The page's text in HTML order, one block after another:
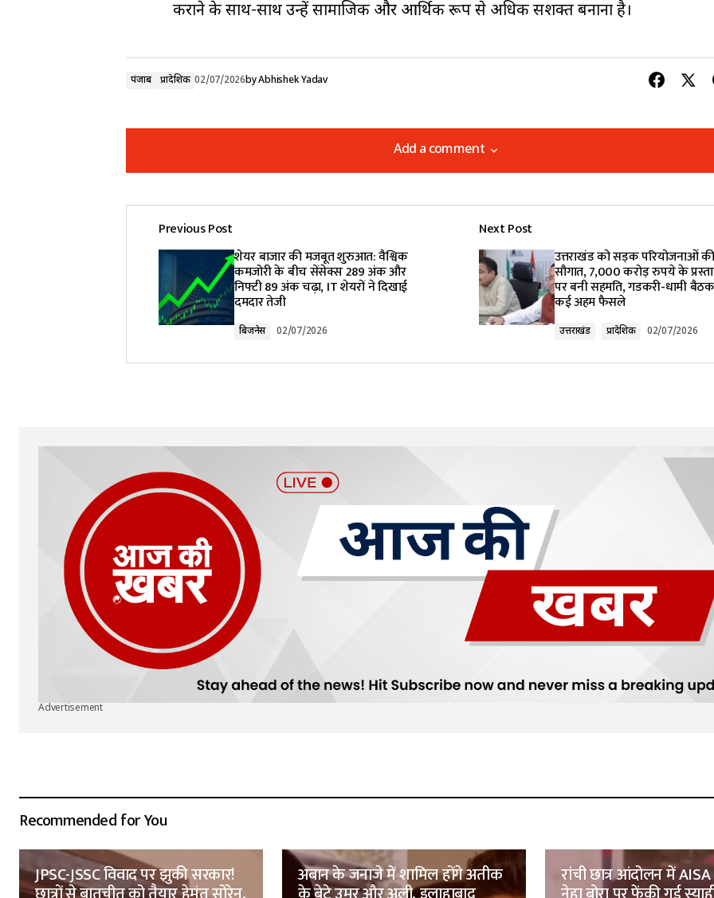
कराने के साथ-साथ उन्हें सामाजिक और आर्थिक रूप से अधिक सशक्त बनाना है।
पंजाब प्रादेशिक 02/07/2026byAbhishek Yadav
Add a comment
Add a comment
Your email address will not be published. Required fields are marked
Comment*
Submit Comment
Previous Post
शेयर बाजार की मजबूत शुरुआत: वैश्विक
कमजोरी के बीच सेंसेक्स 289 अंक और
निफ्टी 89 अंक चढ़ा, IT शेयरों ने दिखाई
दमदार तेजी
बिजनेस 02/07/2026
Next Post
उत्तराखंड को सड़क परियोजनाओं
सौगात, 7,000 करोड़ रुपये के
पर बनी सहमति, गडकरी-धामी
कई अहम फैसले
उत्तराखंड प्रादेशिक 02/07/2026
Advertisement
Recommended for You
JPSC-JSSC विवाद पर झुकी सरकार!
अबान के जनाजे में शामिल होंगे अतीक रांची छात्र आंदोलन में